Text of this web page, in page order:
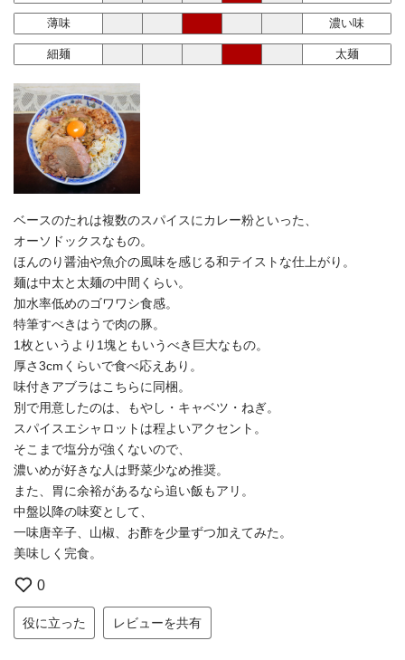
薄味 濃い味
細麺 太麺
ベースのたれは複数のスパイスにカレー粉といった、
オーソドックスなもの。
ほんのり醤油や魚介の風味を感じる和テイストな仕上がり。
麺は中太と太麺の中間くらい。
加水率低めのゴワワシ食感。
特筆すべきはうで肉の豚。
1枚というより1塊ともいうべき巨大なもの。
厚さ3cmくらいで食べ応えあり。
味付きアブラはこちらに同梱。
別で用意したのは、もやし・キャベツ・ねぎ。
スパイスエシャロットは程よいアクセント。
そこまで塩分が強くないので、
濃いめが好きな人は野菜少なめ推奨。
また、胃に余裕があるなら追い飯もアリ。
中盤以降の味変として、
一味唐辛子、山椒、お酢を少量ずつ加えてみた。
美味しく完食。
0
役に立った レビューを共有